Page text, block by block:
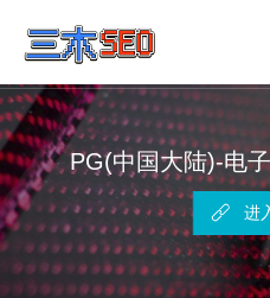
PG(中国大陆)-电
进